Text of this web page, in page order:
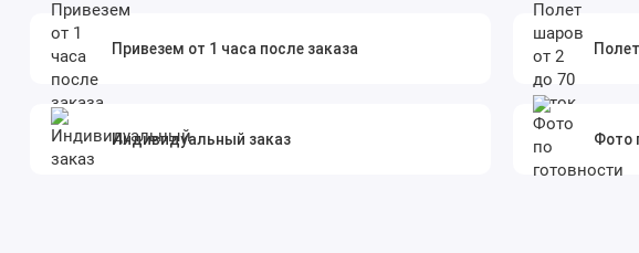
Привезем от 1 часа после заказа
Индивидуальный заказ Фото